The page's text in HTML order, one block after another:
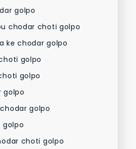
golpo
chodar choti golpo
ke chodar golpo
golpo
golpo
golpo
golpo
golpo
choti golpo